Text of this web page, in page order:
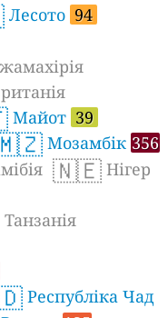
Лесото 94
Майот 39
Мозамбік 356
🇳🇪 Нігер
Республіка Чад